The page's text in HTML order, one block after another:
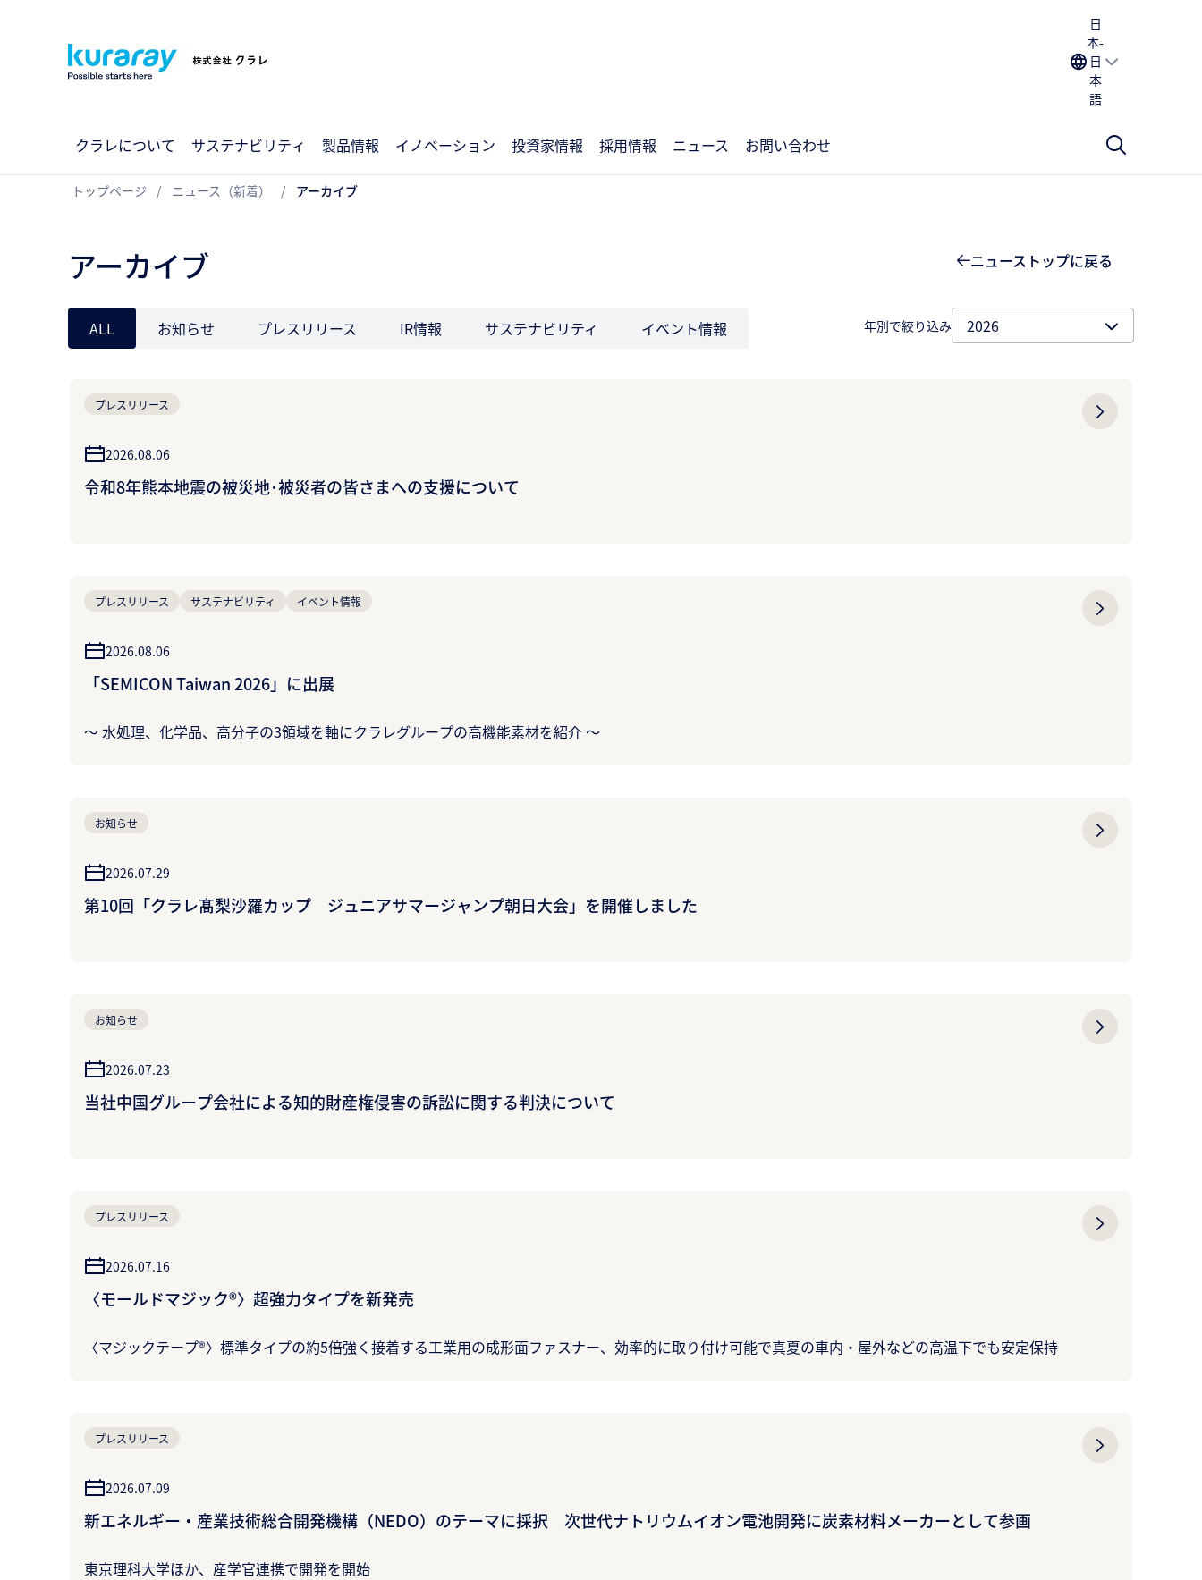
日
本-
日
本
語
クラレについて サステナビリティ 製品情報 イノベーション 投資家情報 採用情報 ニュース お問い合わせ
トップページ ニュース（新着） アーカイブ
アーカイブ ニューストップに戻る
ALL お知らせ プレスリリース IR情報 サステナビリティ イベント情報 年別で絞り込み
プレスリリース
2026.08.06
令和8年熊本地震の被災地･被災者の皆さまへの支援について
プレスリリース サステナビリティ イベント情報
2026.08.06
「SEMICON Taiwan 2026」に出展
～ 水処理、化学品、高分子の3領域を軸にクラレグループの高機能素材を紹介 ～
お知らせ
2026.07.29
第10回「クラレ髙梨沙羅カップ ジュニアサマージャンプ朝日大会」を開催しました
お知らせ
2026.07.23
当社中国グループ会社による知的財産権侵害の訴訟に関する判決について
プレスリリース
2026.07.16
〈モールドマジック®〉超強力タイプを新発売
〈マジックテープ®〉標準タイプの約5倍強く接着する工業用の成形面ファスナー、効率的に取り付け可能で真夏の車内・屋外などの高温下でも安定保持
プレスリリース
2026.07.09
新エネルギー・産業技術総合開発機構（NEDO）のテーマに採択 次世代ナトリウムイオン電池開発に炭素材料メーカーとして参画
東京理科大学ほか、産学官連携で開発を開始